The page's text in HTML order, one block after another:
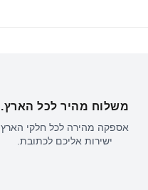
משלוח מהיר לכל הארץ.
אספקה מהירה לכל חלקי הארץ
ישירות אליכם לכתובת.